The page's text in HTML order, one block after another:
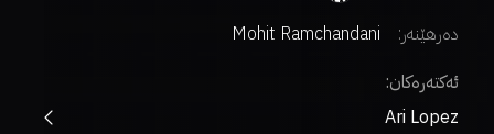
دەرهێنەر:
Mohit Ramchandani
ئەکتەرەکان:
Ari Lopez